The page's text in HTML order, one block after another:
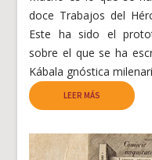
doce Trabajos del
Este ha sido el
sobre el que se ha
Kábala gnóstica
LEER MÁS